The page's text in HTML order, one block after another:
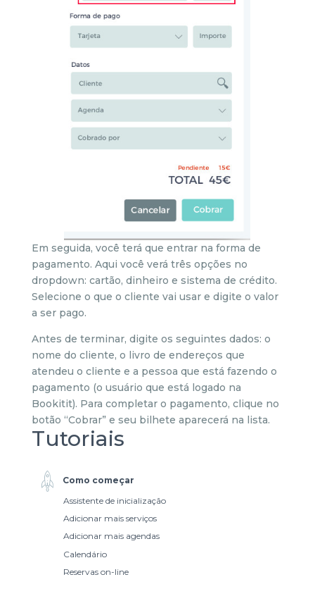
Em seguida, você terá que entrar na forma de
pagamento. Aqui você verá três opções no
dropdown: cartão, dinheiro e sistema de crédito.
Selecione o que o cliente vai usar e digite o valor
a ser pago.
Antes de terminar, digite os seguintes dados: o
nome do cliente, o livro de endereços que
atendeu o cliente e a pessoa que está fazendo o
pagamento (o usuário que está logado na
Bookitit). Para completar o pagamento, clique no
botão “Cobrar” e seu bilhete aparecerá na lista.
Tutoriais
Como começar
Assistente de inicialização
Adicionar mais serviços
Adicionar mais agendas
Calendário
Reservas on-line